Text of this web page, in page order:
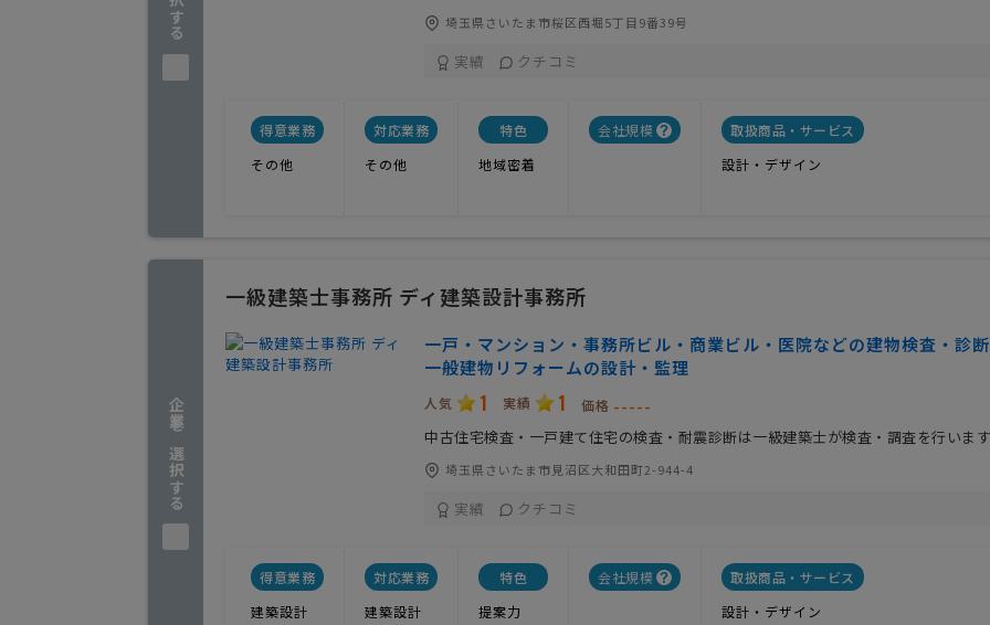
埼玉県さいたま市桜区西堀5丁目9番39号
実績 クチコミ
得意業務
その他
対応業務
その他
特色
地域密着
会社規模
取扱商品・サービス
設計・デザイン
企業を選択する
一級建築士事務所 ディ建築設計事務所
一戸・マンション・事務所ビル・商業ビル・医院などの建物検査・診
一般建物リフォームの設計・監理
人気 1 実績 1 価格 -----
中古住宅検査・一戸建て住宅の検査・耐震診断は一級建築士が検査・調査を行います
埼玉県さいたま市見沼区大和田町2-944-4
実績 クチコミ
得意業務
建築設計
対応業務
建築設計
特色
提案力
会社規模
取扱商品・サービス
設計・デザイン